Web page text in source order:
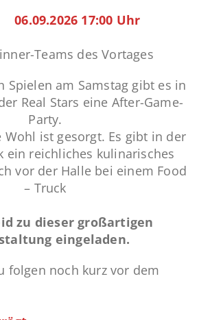
17:00 Uhr
Teams des Vortages
Spielen am Samstag gibt es in
Real Stars eine After-Game-
Party.
Wohl ist gesorgt. Es gibt in der
ein reichliches kulinarisches
vor der Halle bei einem Food
– Truck
zu dieser großartigen
eingeladen.
folgen noch kurz vor dem